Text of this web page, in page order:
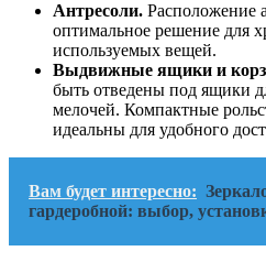
Антресоли. Расположение
оптимальное решение для
используемых вещей.
Выдвижные ящики и
быть отведены под ящики
мелочей. Компактные
идеальны для удобного
Вам будет интересно:
гардеробной: выбор,